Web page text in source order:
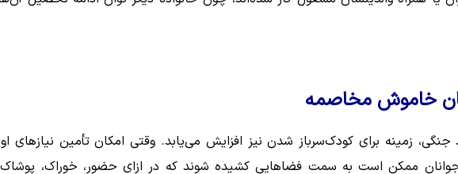
خاموش مخاصمه
زمینه برای کودک‌سرباز شدن نیز افزایش می‌یابد. وقتی امکان تأمین نیازهای
ممکن است به سمت فضاهایی کشیده شوند که در ازای حضور، خوراک، پوشاک